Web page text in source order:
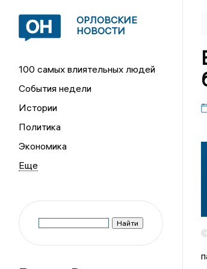
ОРЛОВСКИЕ
НОВОСТИ
100 самых влиятельных людей
События недели
Истории
Политика
Экономика